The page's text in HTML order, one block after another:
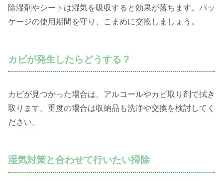
除湿剤やシートは湿気を吸収すると効果が落ちます。パッ
ケージの使用期間を守り、こまめに交換しましょう。
カビが発生したらどうする？
カビが見つかった場合は、アルコールやカビ取り剤で拭き
取ります。重度の場合は収納品も洗浄や交換を検討してく
ださい。
湿気対策と合わせて行いたい掃除